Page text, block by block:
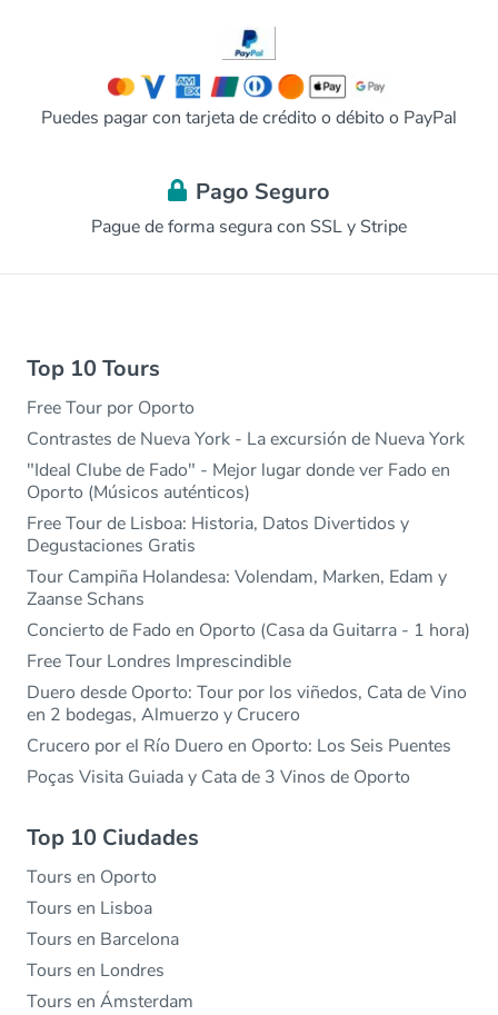
Puedes pagar con tarjeta de crédito o débito o PayPal
Pago Seguro
Pague de forma segura con SSL y Stripe
Top 10 Tours
Free Tour por Oporto
Contrastes de Nueva York - La excursión de Nueva York
"Ideal Clube de Fado" - Mejor lugar donde ver Fado en
Oporto (Músicos auténticos)
Free Tour de Lisboa: Historia, Datos Divertidos y
Degustaciones Gratis
Tour Campiña Holandesa: Volendam, Marken, Edam y
Zaanse Schans
Concierto de Fado en Oporto (Casa da Guitarra - 1 hora)
Free Tour Londres Imprescindible
Duero desde Oporto: Tour por los viñedos, Cata de Vino
en 2 bodegas, Almuerzo y Crucero
Crucero por el Río Duero en Oporto: Los Seis Puentes
Poças Visita Guiada y Cata de 3 Vinos de Oporto
Top 10 Ciudades
Tours en Oporto
Tours en Lisboa
Tours en Barcelona
Tours en Londres
Tours en Ámsterdam